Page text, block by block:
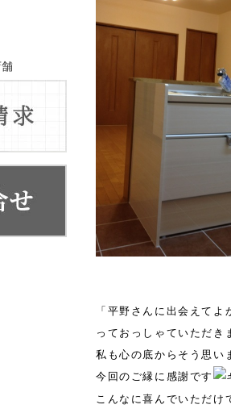
「平野さんに出会えてよ
っておっしゃていただき
私も心の底からそう思い
今回のご縁に感謝です
こんなに喜んでいただけ